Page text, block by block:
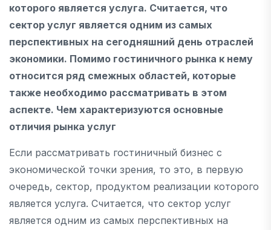
которого является услуга. Считается, что
сектор услуг является одним из самых
перспективных на сегодняшний день отраслей
экономики. Помимо гостиничного рынка к нему
относится ряд смежных областей, которые
также необходимо рассматривать в этом
аспекте. Чем характеризуются основные
отличия рынка услуг
Если рассматривать гостиничный бизнес с
экономической точки зрения, то это, в первую
очередь, сектор, продуктом реализации которого
является услуга. Считается, что сектор услуг
является одним из самых перспективных на